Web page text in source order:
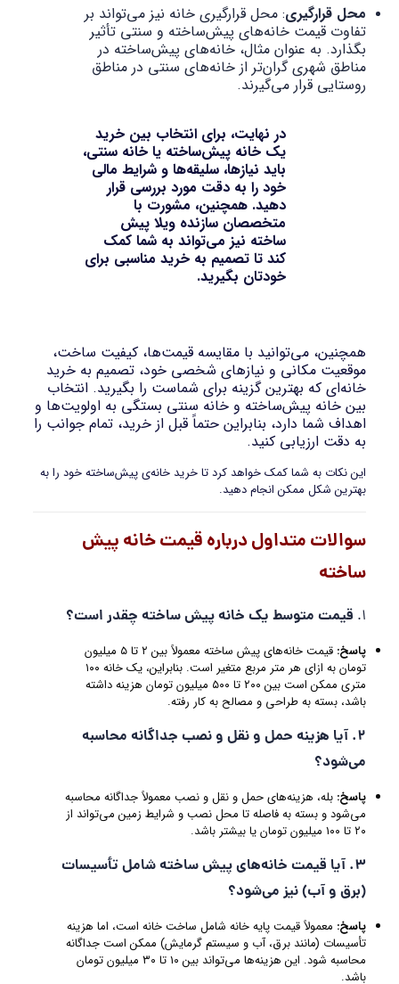
محل قرارگیری: محل قرارگیری خانه نیز می‌تواند بر
تفاوت قیمت خانه‌های پیش‌ساخته و سنتی تأثیر
بگذارد. به عنوان مثال، خانه‌های پیش‌ساخته در
مناطق شهری گران‌تر از خانه‌های سنتی در مناطق
روستایی قرار می‌گیرند.
در نهایت، برای انتخاب بین خرید
یک خانه پیش‌ساخته یا خانه سنتی،
باید نیازها، سلیقه‌ها و شرایط مالی
خود را به دقت مورد بررسی قرار
دهید. همچنین، مشورت با
متخصصان سازنده ویلا پیش
ساخته نیز می‌تواند به شما کمک
کند تا تصمیم به خرید مناسبی برای
خودتان بگیرید.
همچنین، می‌توانید با مقایسه قیمت‌ها، کیفیت ساخت،
موقعیت مکانی و نیازهای شخصی خود، تصمیم به خرید
خانه‌ای که بهترین گزینه برای شماست را بگیرید. انتخاب
بین خانه پیش‌ساخته و خانه سنتی بستگی به اولویت‌ها و
اهداف شما دارد، بنابراین حتماً قبل از خرید، تمام جوانب را
به دقت ارزیابی کنید.
این نکات به شما کمک خواهد کرد تا خرید خانه‌ی پیش‌ساخته خود را به
بهترین شکل ممکن انجام دهید.
سوالات متداول درباره قیمت خانه پیش
ساخته
1. قیمت متوسط یک خانه پیش ساخته چقدر است؟
پاسخ:
قیمت خانه‌های پیش ساخته معمولاً بین ۲ تا ۵ میلیون
تومان به ازای هر متر مربع متغیر است. بنابراین، یک خانه ۱۰۰
متری ممکن است بین ۲۰۰ تا ۵۰۰ میلیون تومان هزینه داشته
باشد، بسته به طراحی و مصالح به کار رفته.
2. آیا هزینه حمل و نقل و نصب جداگانه محاسبه
می‌شود؟
پاسخ: بله، هزینه‌های حمل و نقل و نصب معمولاً جداگانه محاسبه
می‌شود و بسته به فاصله تا محل نصب و شرایط زمین می‌تواند از
۲۰ تا ۱۰۰ میلیون تومان یا بیشتر باشد.
3. آیا قیمت خانه‌های پیش ساخته شامل تأسیسات
(برق و آب) نیز می‌شود؟
پاسخ: معمولاً قیمت پایه خانه شامل ساخت خانه است، اما هزینه
تأسیسات (مانند برق، آب و سیستم گرمایش) ممکن است جداگانه
محاسبه شود. این هزینه‌ها می‌تواند بین ۱۰ تا ۳۰ میلیون تومان
باشد.